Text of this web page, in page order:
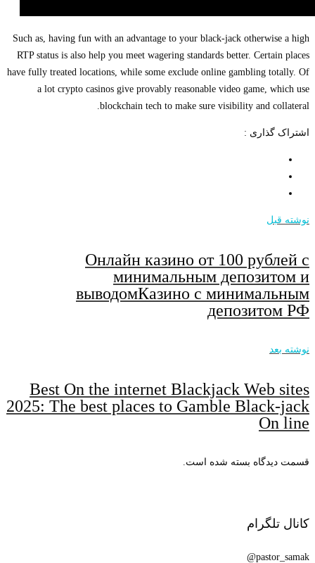
Such as, having fun with an advantage to your black-jack otherwise a high
RTP status is also help you meet wagering standards better. Certain places
have fully treated locations, while some exclude online gambling totally. Of
a lot crypto casinos give provably reasonable video game, which use
blockchain tech to make sure visibility and collateral.
اشتراک گذاری :
نوشته قبل
Онлайн казино от 100 рублей с
минимальным депозитом и
выводомКазино с минимальным
депозитом РФ
نوشته بعد
Best On the internet Blackjack Web sites
2025: The best places to Gamble Black-jack
On line
قسمت دیدگاه بسته شده است.
کانال تلگرام
pastor_samak@